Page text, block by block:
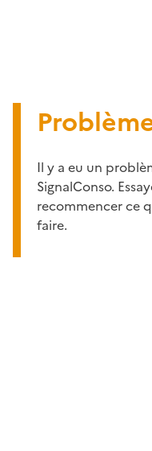
Il y a eu un
SignalConso.
recommencer ce
faire.